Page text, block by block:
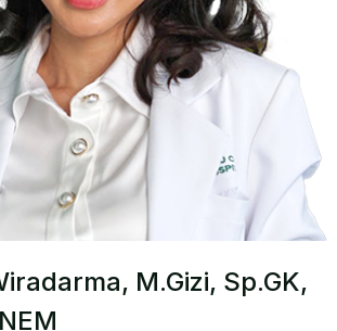
M.Gizi, Sp.GK,